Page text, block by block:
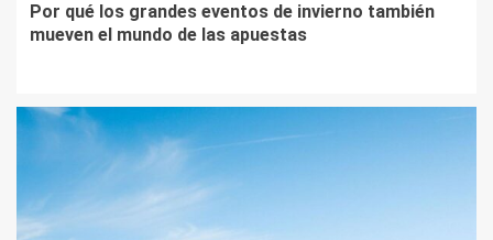
Por qué los grandes eventos de invierno también
mueven el mundo de las apuestas